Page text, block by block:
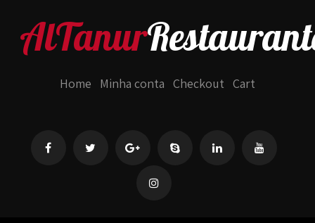
AlTanur
Home Minha conta Checkout Cart